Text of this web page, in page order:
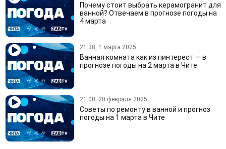
Почему стоит выбрать керамогранит для
ванной? Отвечаем в прогнозе погоды на
4 марта
21:38, 1 марта 2025
Ванная комната как из пинтерест — в
прогнозе погоды на 2 марта в Чите
21:00, 28 февраля 2025
Советы по ремонту в ванной и прогноз
погоды на 1 марта в Чите